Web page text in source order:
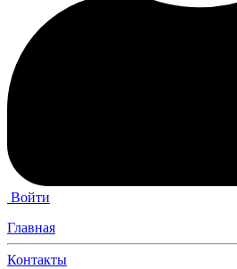
Войти
Главная
Контакты